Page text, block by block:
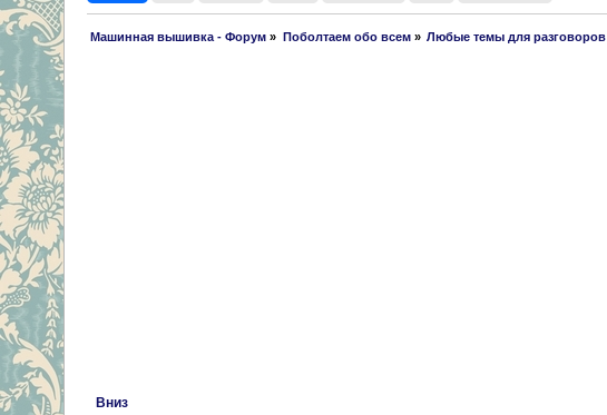
Машинная вышивка - Форум » Поболтаем обо всем» Любые темы для разговоров
Вниз